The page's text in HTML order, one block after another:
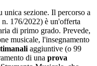
unica sezione. Il percorso a
176/2022) è un'offerta
di primo grado. Prevede,
musicale, l'insegnamento
aggiuntive (o 99
di una prova